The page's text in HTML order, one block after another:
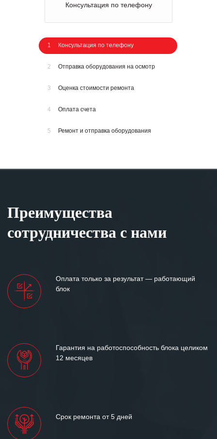
Консультация по телефону
1 Консультация по телефону
2 Отправка оборудования на осмотр
3 Оценка стоимости ремонта
4 Оплата счета
5 Ремонт и отправка оборудования
Преимущества
сотрудничества с нами
Оплата только за результат — работающий
блок
Гарантия на работоспособность блока целиком
12 месяцев
Срок ремонта от 5 дней